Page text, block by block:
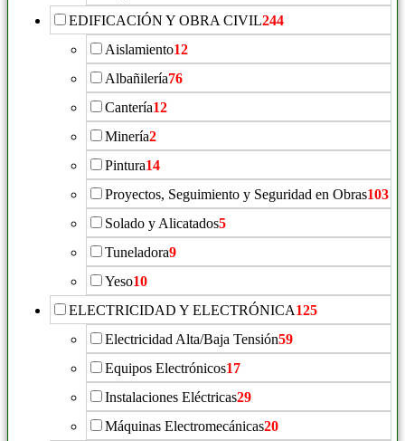
EDIFICACIÓN Y OBRA CIVIL244
Aislamiento12
Albañilería76
Cantería12
Minería2
Pintura14
Proyectos, Seguimiento y Seguridad en Obras103
Solado y Alicatados5
Tuneladora9
Yeso10
ELECTRICIDAD Y ELECTRÓNICA125
Electricidad Alta/Baja Tensión59
Equipos Electrónicos17
Instalaciones Eléctricas29
Máquinas Electromecánicas20